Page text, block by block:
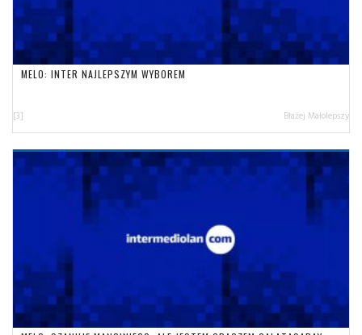
MELO: INTER NAJLEPSZYM WYBOREM
[3] Błażej Małolepszy